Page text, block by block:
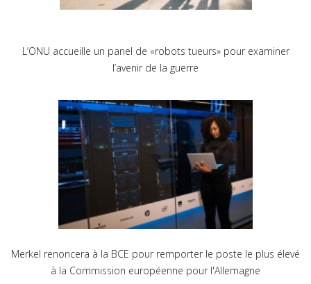
L’ONU accueille un panel de «robots tueurs» pour examiner
l’avenir de la guerre
Merkel renoncera à la BCE pour remporter le poste le plus élevé
à la Commission européenne pour l'Allemagne